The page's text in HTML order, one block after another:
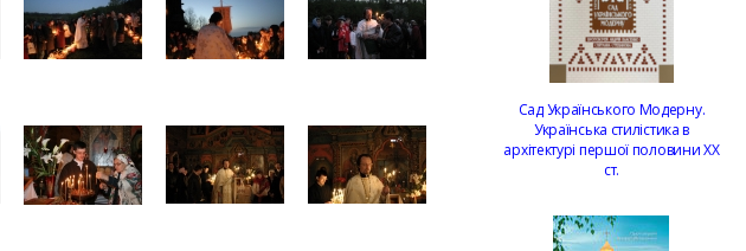
Сад Українського Модерну.
Українська стилістика в
архітектурі першої половини ХХ
ст.